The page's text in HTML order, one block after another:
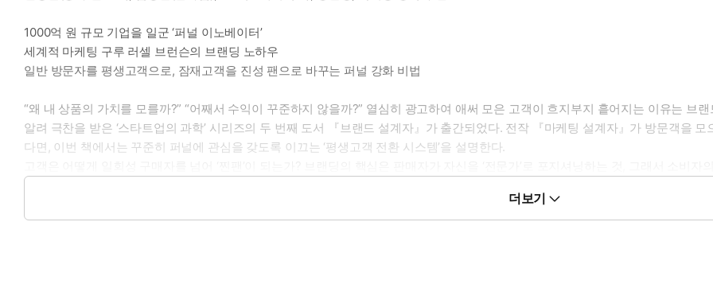
1000억 원 규모 기업을 일군 ‘퍼널 이노베이터’
세계적 마케팅 구루 러셀 브런슨의 브랜딩 노하우
일반 방문자를 평생고객으로, 잠재고객을 진성 팬으로 바꾸는 퍼널 강화 비법
“왜 내 상품의 가치를 모를까?” “어째서 수익이 꾸준하지 않을까?” 열심히 광고하여 애써 모은 고객이 흐지부지 흩어지는 이유는 브
알려 극찬을 받은 ‘스타트업의 과학’ 시리즈의 두 번째 도서 『브랜드 설계자』가 출간되었다. 전작 『마케팅 설계자』가 방문객을
다면, 이번 책에서는 꾸준히 퍼널에 관심을 갖도록 이끄는 ‘평생고객 전환 시스템’을 설명한다.
링, 트래픽 상승, 일대다 판매, 프레젠테이션 등 수천 개 기업에서 사용한 성공적 마케팅·브랜딩 전술이 촘촘하게 짜여 있다. 이 책의
느새 당신의 열렬한 팬으로 바뀌어 있을 것이다. 그리고 이렇게 호소할 것이다. “제발 더 팔아주세요!”
더보기